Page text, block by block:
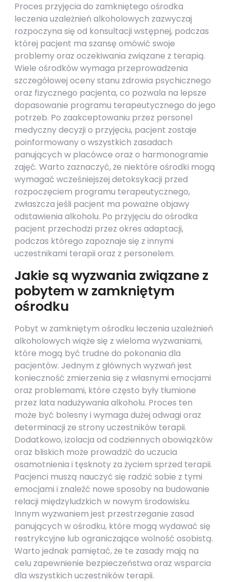
Proces przyjęcia do zamkniętego ośrodka
leczenia uzależnień alkoholowych zazwyczaj
rozpoczyna się od konsultacji wstępnej, podczas
której pacjent ma szansę omówić swoje
problemy oraz oczekiwania związane z terapią.
Wiele ośrodków wymaga przeprowadzenia
szczegółowej oceny stanu zdrowia psychicznego
oraz fizycznego pacjenta, co pozwala na lepsze
dopasowanie programu terapeutycznego do jego
potrzeb. Po zaakceptowaniu przez personel
medyczny decyzji o przyjęciu, pacjent zostaje
poinformowany o wszystkich zasadach
panujących w placówce oraz o harmonogramie
zajęć. Warto zaznaczyć, że niektóre ośrodki mogą
wymagać wcześniejszej detoksykacji przed
rozpoczęciem programu terapeutycznego,
zwłaszcza jeśli pacjent ma poważne objawy
odstawienia alkoholu. Po przyjęciu do ośrodka
pacjent przechodzi przez okres adaptacji,
podczas którego zapoznaje się z innymi
uczestnikami terapii oraz z personelem.
Jakie są wyzwania związane z
pobytem w zamkniętym
ośrodku
Pobyt w zamkniętym ośrodku leczenia uzależnień
alkoholowych wiąże się z wieloma wyzwaniami,
które mogą być trudne do pokonania dla
pacjentów. Jednym z głównych wyzwań jest
konieczność zmierzenia się z własnymi emocjami
oraz problemami, które często były tłumione
przez lata nadużywania alkoholu. Proces ten
może być bolesny i wymaga dużej odwagi oraz
determinacji ze strony uczestników terapii.
Dodatkowo, izolacja od codziennych obowiązków
oraz bliskich może prowadzić do uczucia
osamotnienia i tęsknoty za życiem sprzed terapii.
Pacjenci muszą nauczyć się radzić sobie z tymi
emocjami i znaleźć nowe sposoby na budowanie
relacji międzyludzkich w nowym środowisku.
Innym wyzwaniem jest przestrzeganie zasad
panujących w ośrodku, które mogą wydawać się
restrykcyjne lub ograniczające wolność osobistą.
Warto jednak pamiętać, że te zasady mają na
celu zapewnienie bezpieczeństwa oraz wsparcia
dla wszystkich uczestników terapii.